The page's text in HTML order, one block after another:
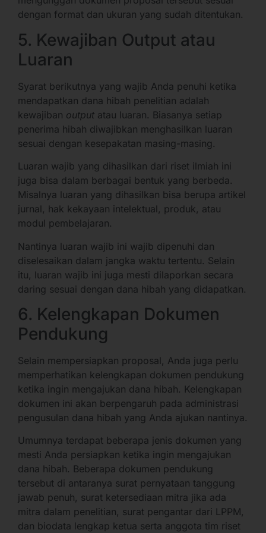
dengan format dan ukuran yang sudah ditentukan.
5. Kewajiban Output atau
Luaran
Syarat berikutnya yang wajib Anda penuhi ketika
mendapatkan dana hibah penelitian adalah
kewajiban output atau luaran. Biasanya setiap
penerima hibah diwajibkan menghasilkan luaran
sesuai dengan kesepakatan masing-masing.
Luaran wajib yang dihasilkan dari riset ilmiah ini
juga bisa dalam berbagai bentuk yang berbeda.
Misalnya luaran yang dihasilkan bisa berupa artikel
jurnal, hak kekayaan intelektual, produk, atau
modul pembelajaran.
Nantinya luaran wajib ini wajib dipenuhi dan
diselesaikan dalam jangka waktu tertentu. Selain
itu, luaran wajib ini juga mesti dilaporkan secara
daring sesuai dengan dana hibah yang didapatkan.
6. Kelengkapan Dokumen
Pendukung
Selain mempersiapkan proposal, Anda juga perlu
memperhatikan kelengkapan dokumen pendukung
ketika ingin mengajukan dana hibah. Kelengkapan
dokumen ini akan berpengaruh pada administrasi
pengusulan dana hibah yang Anda ajukan nantinya.
Umumnya terdapat beberapa jenis dokumen yang
mesti Anda persiapkan ketika ingin mengajukan
dana hibah. Beberapa dokumen pendukung
tersebut di antaranya surat pernyataan tanggung
jawab penuh, surat ketersediaan mitra jika ada
mitra dalam penelitian, surat pengantar dari LPPM,
dan biodata lengkap ketua serta anggota tim riset